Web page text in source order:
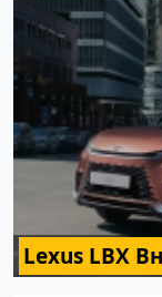
Lexus LBX